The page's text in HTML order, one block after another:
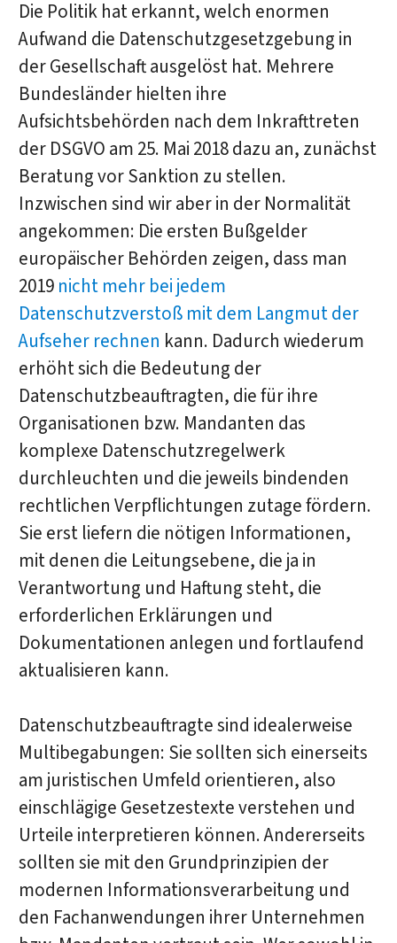
Die Politik hat erkannt, welch enormen
Aufwand die Datenschutzgesetzgebung in
der Gesellschaft ausgelöst hat. Mehrere
Bundesländer hielten ihre
Aufsichtsbehörden nach dem Inkrafttreten
der DSGVO am 25. Mai 2018 dazu an, zunächst
Beratung vor Sanktion zu stellen.
Inzwischen sind wir aber in der Normalität
angekommen: Die ersten Bußgelder
europäischer Behörden zeigen, dass man
2019 nicht mehr bei jedem
Datenschutzverstoß mit dem Langmut der
Aufseher rechnen kann. Dadurch wiederum
erhöht sich die Bedeutung der
Datenschutzbeauftragten, die für ihre
Organisationen bzw. Mandanten das
komplexe Datenschutzregelwerk
durchleuchten und die jeweils bindenden
rechtlichen Verpflichtungen zutage fördern.
Sie erst liefern die nötigen Informationen,
mit denen die Leitungsebene, die ja in
Verantwortung und Haftung steht, die
erforderlichen Erklärungen und
Dokumentationen anlegen und fortlaufend
aktualisieren kann.
Datenschutzbeauftragte sind idealerweise
Multibegabungen: Sie sollten sich einerseits
am juristischen Umfeld orientieren, also
einschlägige Gesetzestexte verstehen und
Urteile interpretieren können. Andererseits
sollten sie mit den Grundprinzipien der
modernen Informationsverarbeitung und
den Fachanwendungen ihrer Unternehmen